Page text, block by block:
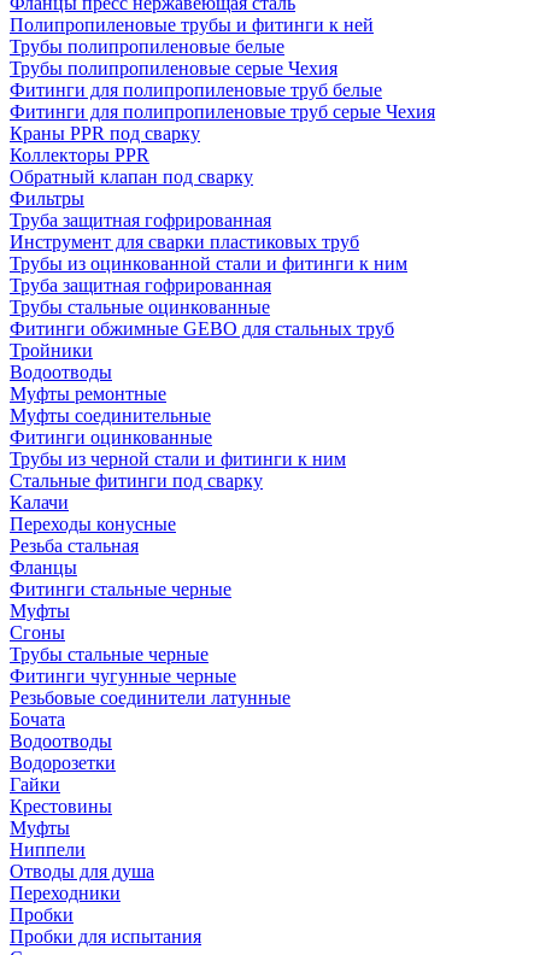
Полипропиленовые трубы и фитинги к ней
Трубы полипропиленовые белые
Трубы полипропиленовые серые Чехия
Фитинги для полипропиленовые труб белые
Фитинги для полипропиленовые труб серые Чехия
Краны PPR под сварку
Коллекторы PPR
Обратный клапан под сварку
Фильтры
Труба защитная гофрированная
Инструмент для сварки пластиковых труб
Трубы из оцинкованной стали и фитинги к ним
Труба защитная гофрированная
Трубы стальные оцинкованные
Фитинги обжимные GEBO для стальных труб
Тройники
Водоотводы
Муфты ремонтные
Муфты соединительные
Фитинги оцинкованные
Трубы из черной стали и фитинги к ним
Стальные фитинги под сварку
Калачи
Переходы конусные
Резьба стальная
Фланцы
Фитинги стальные черные
Муфты
Сгоны
Трубы стальные черные
Фитинги чугунные черные
Резьбовые соединители латунные
Бочата
Водоотводы
Водорозетки
Гайки
Крестовины
Муфты
Ниппели
Отводы для душа
Переходники
Пробки
Пробки для испытания